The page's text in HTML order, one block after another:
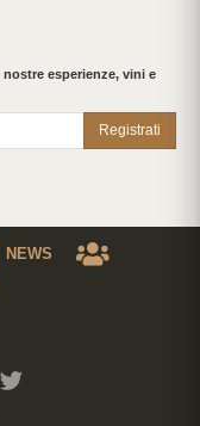
esperienze, vini e
Registrati
NEWS